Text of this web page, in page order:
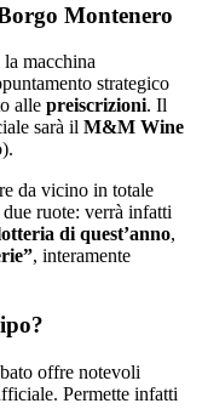
Montenero
macchina
strategico
alle preiscrizioni. Il
sarà il M&M Wine
da vicino in totale
ruote: verrà infatti
di quest’anno,
, interamente
offre notevoli
Permette infatti